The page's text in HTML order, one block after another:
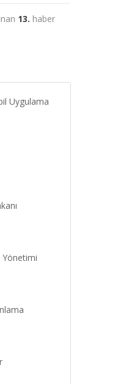
13. haber
Uygulama
Yönetimi